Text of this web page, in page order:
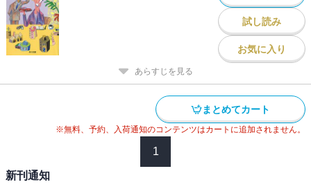
試し読み
お気に入り
あらすじを見る
まとめてカート
※無料、予約、入荷通知のコンテンツはカートに追加されません。
1
新刊通知